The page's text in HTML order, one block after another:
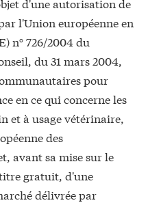
l'Union européenne en
n° 726/2004 du
du 31 mars 2004,
pour
en ce qui concerne les
et à usage vétérinaire,
des
avant sa mise sur le
gratuit, d'une
délivrée par